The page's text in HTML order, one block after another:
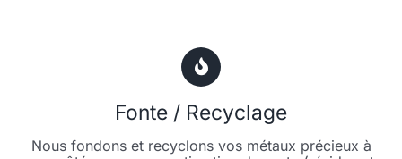
Fonte / Recyclage
Nous fondons et recyclons vos métaux précieux à